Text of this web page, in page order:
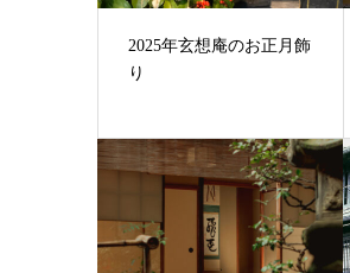
2025年玄想庵のお正月飾
り